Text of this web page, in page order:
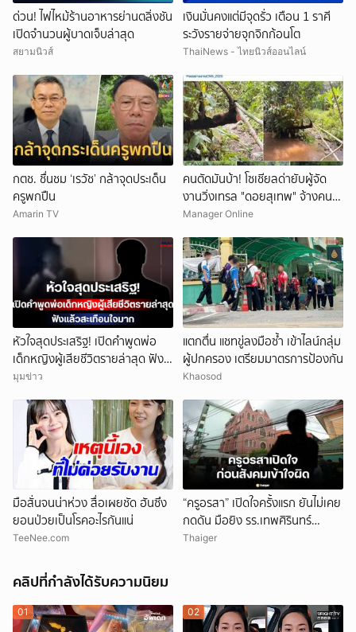
ด่วน! ไฟไหม้ร้านอาหารย่านตลิ่งชัน
เปิดจำนวนผู้บาดเจ็บล่าสุด
สยามนิวส์
เงินมั่นคงแต่มีจุดรั่ว เตือน 1 ราศี
ระวังรายจ่ายจุกจิกก้อนโต
ThaiNews - ไทยนิวส์ออนไลน์
กตช. ชื่นชม ‘เรวัช’ กล้าจุดประเด็น
ครูพกปืน
Amarin TV
คนตัดมันบ้า! โซเชียลด่ายับผู้จัด
งานวิ่งเทรล "ดอยสุเทพ" จ้างคน
ตัดต้นไม้ปรับเส้นทางในเขตอุทยา
Manager Online
หัวใจสุดประเสริฐ! เปิดคำพูดพ่อ
เด็กหญิงผู้เสียชีวิตรายล่าสุด ฟัง
แล้วสะเทือนใจมาก
มุมข่าว
แตกตื่น แชทขู่ลงมือซ้ำ เข้าไลน์กลุ่ม
ผู้ปกครอง เตรียมมาตรการป้องกัน
Khaosod
มือสั่นจนน่าห่วง สื่อเผยชัด ฮันซึง
ยอนป่วยเป็นโรคอะไรกันแน่
TeeNee.com
“ครูอรสา” เปิดใจครั้งแรก ยันไม่เคย
กดดัน มือยิง รร.เทพศิรินทร์
นนทบุรี
Thaiger
คลิปที่กำลังได้รับความนิยม
01 02